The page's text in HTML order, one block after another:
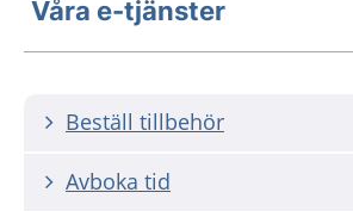
Våra e-tjänster
Beställ tillbehör
Avboka tid